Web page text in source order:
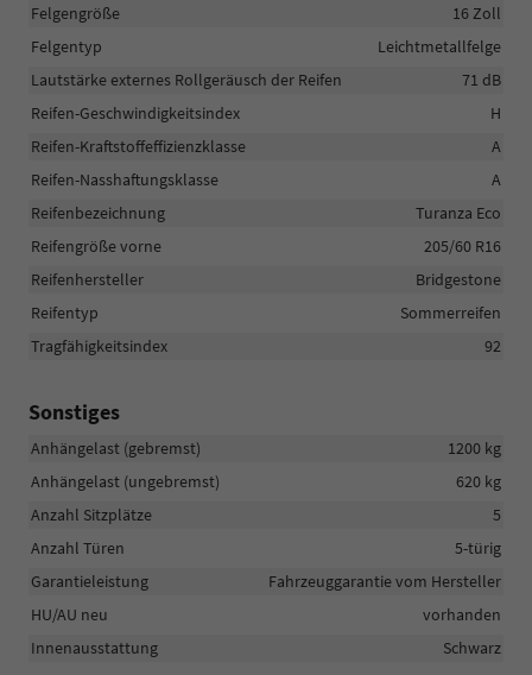
Felgengröße
16 Zoll
Felgentyp
Leichtmetallfelge
Lautstärke externes Rollgeräusch der Reifen
71 dB
Reifen-Geschwindigkeitsindex
H
Reifen-Kraftstoffeffizienzklasse
A
Reifen-Nasshaftungsklasse
A
Reifenbezeichnung
Turanza Eco
Reifengröße vorne
205/60 R16
Reifenhersteller
Bridgestone
Reifentyp
Sommerreifen
Tragfähigkeitsindex
92
Sonstiges
Anhängelast (gebremst)
1200 kg
Anhängelast (ungebremst)
620 kg
Anzahl Sitzplätze
5
Anzahl Türen
5-türig
Garantieleistung
Fahrzeuggarantie vom Hersteller
HU/AU neu
vorhanden
Innenausstattung
Schwarz